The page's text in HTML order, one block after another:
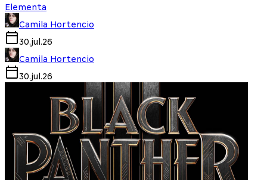
Elementa
Camila Hortencio
30.jul.26
Camila Hortencio
30.jul.26